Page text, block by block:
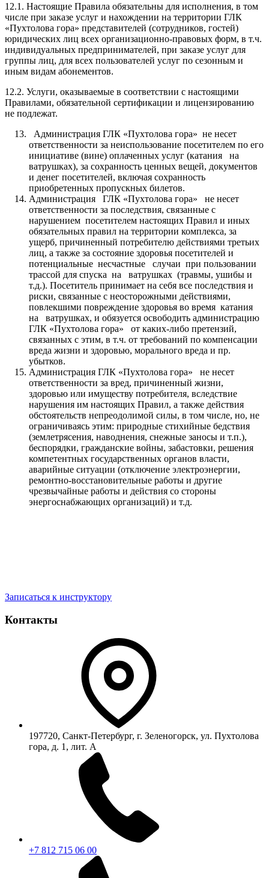
12.1. Настоящие Правила обязательны для исполнения, в том
числе при заказе услуг и нахождении на территории ГЛК
«Пухтолова гора» представителей (сотрудников, гостей)
юридических лиц всех организационно-правовых форм, в т.ч.
индивидуальных предпринимателей, при заказе услуг для
группы лиц, для всех пользователей услуг по сезонным и
иным видам абонементов.
12.2. Услуги, оказываемые в соответствии с настоящими
Правилами, обязательной сертификации и лицензированию
не подлежат.
Администрация ГЛК «Пухтолова гора» не несет
ответственности за неиспользование посетителем по его
инициативе (вине) оплаченных услуг (катания на
ватрушках), за сохранность ценных вещей, документов
и денег посетителей, включая сохранность
приобретенных пропускных билетов.
Администрация ГЛК «Пухтолова гора» не несет
ответственности за последствия, связанные с
нарушением посетителем настоящих Правил и иных
обязательных правил на территории комплекса, за
ущерб, причиненный потребителю действиями третьих
лиц, а также за состояние здоровья посетителей и
потенциальные несчастные случаи при пользовании
трассой для спуска на ватрушках (травмы, ушибы и
т.д.). Посетитель принимает на себя все последствия и
риски, связанные с неосторожными действиями,
повлекшими повреждение здоровья во время катания
на ватрушках, и обязуется освободить администрацию
ГЛК «Пухтолова гора» от каких-либо претензий,
связанных с этим, в т.ч. от требований по компенсации
вреда жизни и здоровью, морального вреда и пр.
убытков.
Администрация ГЛК «Пухтолова гора» не несет
ответственности за вред, причиненный жизни,
здоровью или имуществу потребителя, вследствие
нарушения им настоящих Правил, а также действия
обстоятельств непреодолимой силы, в том числе, но, не
ограничиваясь этим: природные стихийные бедствия
(землетрясения, наводнения, снежные заносы и т.п.),
беспорядки, гражданские войны, забастовки, решения
компетентных государственных органов власти,
аварийные ситуации (отключение электроэнергии,
ремонтно-восстановительные работы и другие
чрезвычайные работы и действия со стороны
энергоснабжающих организаций) и т.д.
Записаться к инструктору
Контакты
197720, Санкт-Петербург, г. Зеленогорск, ул. Пухтолова
гора, д. 1, лит. А
+7 812 715 06 00